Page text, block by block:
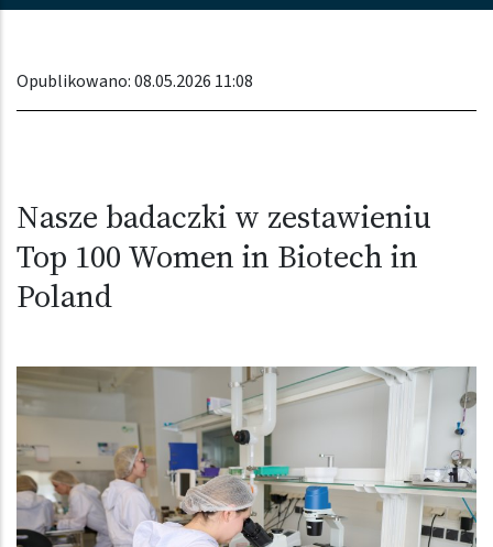
Opublikowano: 08.05.2026 11:08
Nasze badaczki w zestawieniu
Top 100 Women in Biotech in
Poland
Obraz (old)